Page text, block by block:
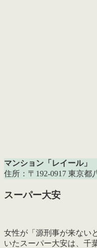
マンション「レイール」
住所：〒192-0917 東京都
スーパー大安
女性が「源刑事が来ない
いたスーパー大安は、千